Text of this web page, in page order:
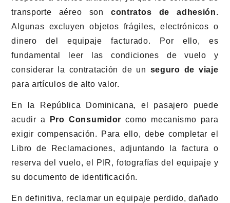
transporte aéreo son contratos de adhesión.
Algunas excluyen objetos frágiles, electrónicos o
dinero del equipaje facturado. Por ello, es
fundamental leer las condiciones de vuelo y
considerar la contratación de un seguro de viaje
para artículos de alto valor.
En la República Dominicana, el pasajero puede
acudir a
Pro Consumidor como mecanismo para
exigir compensación. Para ello, debe completar el
Libro de Reclamaciones, adjuntando la factura o
reserva del vuelo, el PIR, fotografías del equipaje y
su documento de identificación.
En definitiva, reclamar un equipaje perdido, dañado